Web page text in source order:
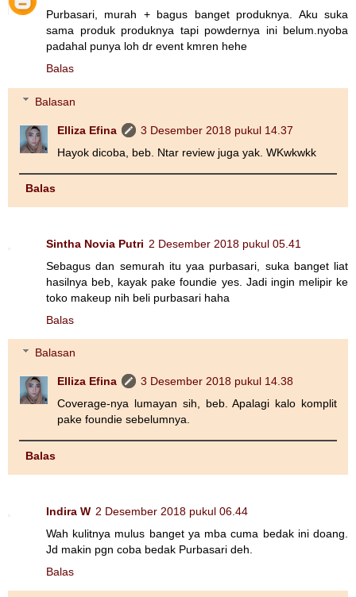
Purbasari, murah + bagus banget produknya. Aku suka
sama produk produknya tapi powdernya ini belum.nyoba
padahal punya loh dr event kmren hehe
Balas
Balasan
Elliza Efina
3 Desember 2018 pukul 14.37
Hayok dicoba, beb. Ntar review juga yak. WKwkwkk
Balas
Sintha Novia Putri 2 Desember 2018 pukul 05.41
Sebagus dan semurah itu yaa purbasari, suka banget liat
hasilnya beb, kayak pake foundie yes. Jadi ingin melipir ke
toko makeup nih beli purbasari haha
Balas
Balasan
Elliza Efina
3 Desember 2018 pukul 14.38
Coverage-nya lumayan sih, beb. Apalagi kalo komplit
pake foundie sebelumnya.
Balas
Indira W 2 Desember 2018 pukul 06.44
Wah kulitnya mulus banget ya mba cuma bedak ini doang.
Jd makin pgn coba bedak Purbasari deh.
Balas